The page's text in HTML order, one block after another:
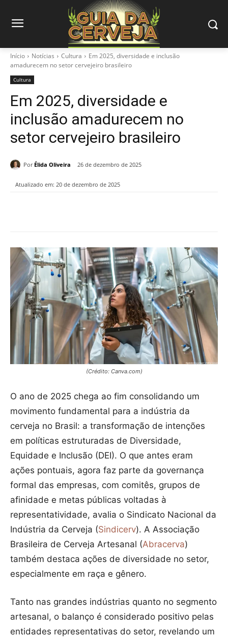
Início Notícias Cultura
Em 2025, diversidade e inclusão
amadurecem no setor cervejeiro brasileiro
Cultura
Em 2025, diversidade e
inclusão amadurecem no
setor cervejeiro brasileiro
Por Élida Oliveira 26 de dezembro de 2025
Atualizado em: 20 de dezembro de 2025
(Crédito: Canva.com)
O ano de 2025 chega ao fim consolidando um
movimento fundamental para a indústria da
cerveja no Brasil: a transformação de intenções
em políticas estruturadas de Diversidade,
Equidade e Inclusão (DEI). O que antes eram
ações pontuais, agora faz parte da governança
formal das empresas, com comitês, grupos de
afinidade e metas públicas voltadas à
representatividade, avalia o Sindicato Nacional da
Indústria da Cerveja (Sindicerv). A Associação
Brasileira de Cerveja Artesanal (Abracerva)
também destaca ações de diversidade no setor,
especialmente em raça e gênero.
Tanto nas grandes indústrias quanto no segmento
artesanal, o balanço é considerado positivo pelas
entidades representativas do setor, revelando um